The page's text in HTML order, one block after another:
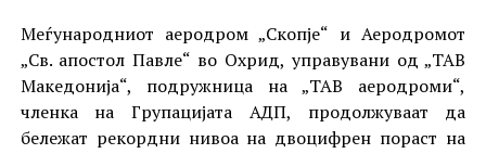
Меѓународниот аеродром „Скопје“ и Аеродромот
„Св. апостол Павле“ во Охрид, управувани од „ТАВ
Македонија“, подружница на „ТАВ аеродроми“,
членка на Групацијата АДП, продолжуваат да
бележат рекордни нивоа на двоцифрен пораст на